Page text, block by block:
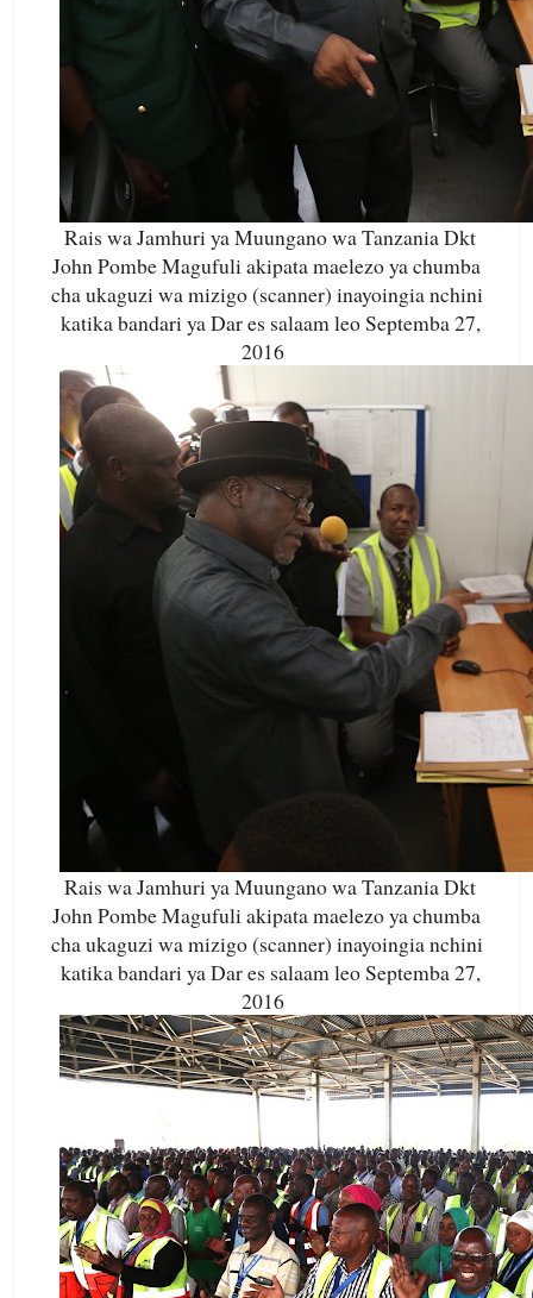
Rais wa Jamhuri ya Muungano wa Tanzania Dkt
John Pombe Magufuli akipata maelezo ya chumba
cha ukaguzi wa mizigo (scanner) inayoingia nchini
katika bandari ya Dar es salaam leo Septemba 27,
2016
Rais wa Jamhuri ya Muungano wa Tanzania Dkt
John Pombe Magufuli akipata maelezo ya chumba
cha ukaguzi wa mizigo (scanner) inayoingia nchini
katika bandari ya Dar es salaam leo Septemba 27,
2016